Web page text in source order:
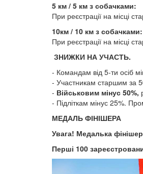
5 км / 5 км з собачками:
При реєстрації на місці
10км / 10 км з собачками:
При реєстрації на місці
ЗНИЖКИ НА УЧАСТЬ.
- Командам від 5-ти осіб
- Участникам старшим за
- Військовим мінус 50%,
- Підліткам мінус 25%.
МЕДАЛЬ ФІНІШЕРА
Увага! Медалька
Перші 100